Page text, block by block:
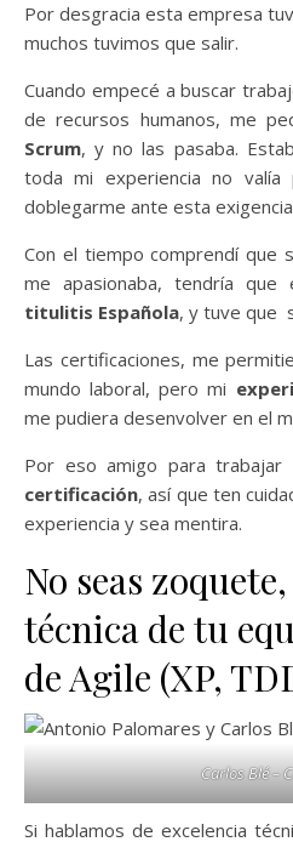
Por desgracia esta empresa
muchos tuvimos que salir.
Cuando empecé a buscar
de recursos humanos, me
Scrum, y no las pasaba.
toda mi experiencia no
doblegarme ante esta
Con el tiempo comprendí que
me apasionaba, tendría
titulitis Española, y tuve que
Las certificaciones, me
mundo laboral, pero mi
me pudiera desenvolver en el
Por eso amigo para trabajar
certificación, así que ten
experiencia y sea mentira.
No seas
técnica de tu
de Agile (XP,
Carlos Blé –
Si hablamos de excelencia